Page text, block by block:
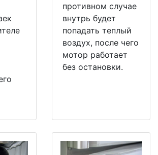
противном случае
внутрь будет
попадать теплый
воздух, после чего
мотор работает
без остановки.